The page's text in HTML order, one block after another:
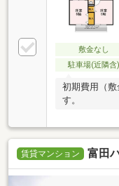
敷金なし
駐車場(近隣含)
初期費用（
す。
賃貸マンション 富田